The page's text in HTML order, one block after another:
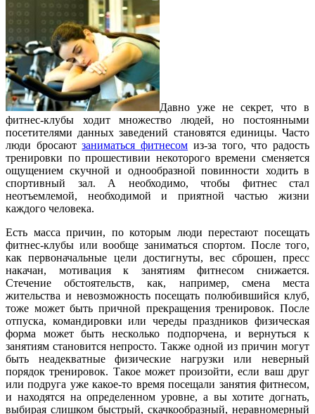
Давно уже не секрет, что в
фитнес-клубы ходит множество людей, но постоянными
посетителями данных заведений становятся единицы. Часто
люди бросаютзаниматься фитнесом из-за того, что радость
тренировки по прошестивии некоторого времени сменяется
ощущением скучной и однообразной повинности ходить в
спортивный зал. А необходимо, чтобы фитнес стал
неотъемлемой, необходимой и приятной частью жизни
каждого человека.
Есть масса причин, по которым люди перестают посещать
фитнес-клубы или вообще заниматься спортом. После того,
как первоначальные цели достигнуты, вес сброшен, пресс
накачан, мотивация к занятиям фитнесом снижается.
Стечение обстоятельств, как, например, смена места
жительства и невозможность посещать полюбившийся клуб,
тоже может быть причной прекращения тренировок. После
отпуска, командировки или череды праздников физическая
форма может быть несколько подпорчена, и вернуться к
занятиям становится непросто. Также одной из причин могут
быть неадекватные физические нагрузки или неверный
порядок тренировок. Такое может произойти, если ваш друг
или подруга уже какое-то время посещали занятия фитнесом,
и находятся на определенном уровне, а вы хотите догнать,
выбирая слишком быстрый, скачкообразный, неравномерный